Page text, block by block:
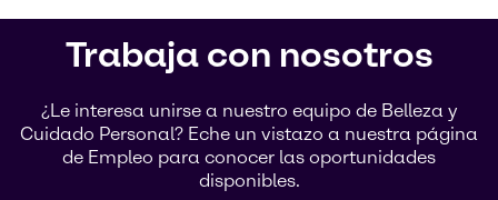
Trabaja con nosotros
¿Le interesa unirse a nuestro equipo de Belleza y
Cuidado Personal? Eche un vistazo a nuestra página
de Empleo para conocer las oportunidades
disponibles.